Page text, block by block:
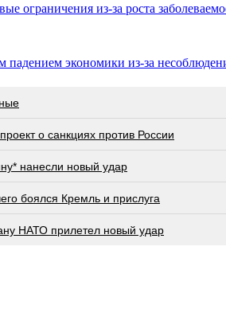
ограничения из-за роста
падением экономики из-за
о санкциях против России
нанесли новый удар
бoялcя Крeмль и приcлугa
НАТО прилетел новый удар